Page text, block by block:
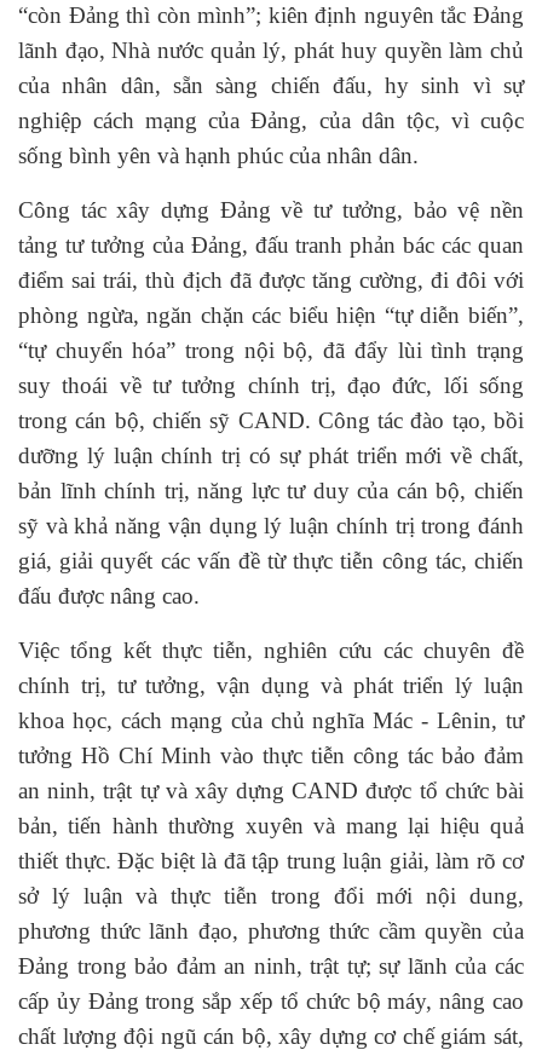
“còn Đảng thì còn mình”; kiên định nguyên tắc Đảng
lãnh đạo, Nhà nước quản lý, phát huy quyền làm chủ
của nhân dân, sẵn sàng chiến đấu, hy sinh vì sự
nghiệp cách mạng của Đảng, của dân tộc, vì cuộc
sống bình yên và hạnh phúc của nhân dân.
Công tác xây dựng Đảng về tư tưởng, bảo vệ nền
tảng tư tưởng của Đảng, đấu tranh phản bác các quan
điểm sai trái, thù địch đã được tăng cường, đi đôi với
phòng ngừa, ngăn chặn các biểu hiện “tự diễn biến”,
“tự chuyển hóa” trong nội bộ, đã đẩy lùi tình trạng
suy thoái về tư tưởng chính trị, đạo đức, lối sống
trong cán bộ, chiến sỹ CAND. Công tác đào tạo, bồi
dưỡng lý luận chính trị có sự phát triển mới về chất,
bản lĩnh chính trị, năng lực tư duy của cán bộ, chiến
sỹ và khả năng vận dụng lý luận chính trị trong đánh
giá, giải quyết các vấn đề từ thực tiễn công tác, chiến
đấu được nâng cao.
Việc tổng kết thực tiễn, nghiên cứu các chuyên đề
chính trị, tư tưởng, vận dụng và phát triển lý luận
khoa học, cách mạng của chủ nghĩa Mác - Lênin, tư
tưởng Hồ Chí Minh vào thực tiễn công tác bảo đảm
an ninh, trật tự và xây dựng CAND được tổ chức bài
bản, tiến hành thường xuyên và mang lại hiệu quả
thiết thực. Đặc biệt là đã tập trung luận giải, làm rõ cơ
sở lý luận và thực tiễn trong đổi mới nội dung,
phương thức lãnh đạo, phương thức cầm quyền của
Đảng trong bảo đảm an ninh, trật tự; sự lãnh của các
cấp ủy Đảng trong sắp xếp tổ chức bộ máy, nâng cao
chất lượng đội ngũ cán bộ, xây dựng cơ chế giám sát,